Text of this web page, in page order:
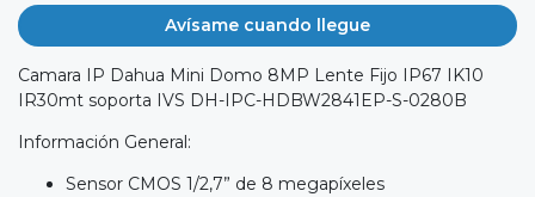
Avísame cuando llegue
Camara IP Dahua Mini Domo 8MP Lente Fijo IP67 IK10
IR30mt soporta IVS DH-IPC-HDBW2841EP-S-0280B
Información General:
Sensor CMOS 1/2,7” de 8 megapíxeles